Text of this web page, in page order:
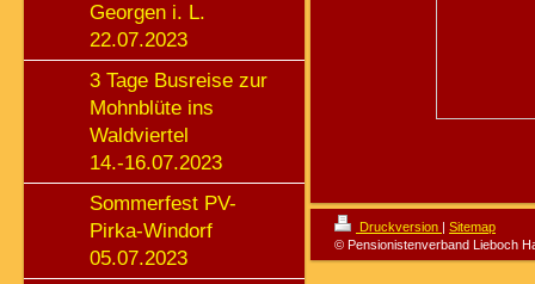
Georgen i. L.
22.07.2023
3 Tage Busreise zur
Mohnblüte ins
Waldviertel
14.-16.07.2023
Sommerfest PV-
Pirka-Windorf
05.07.2023
Druckversion | Sitemap
© Pensionistenverband Lieboch